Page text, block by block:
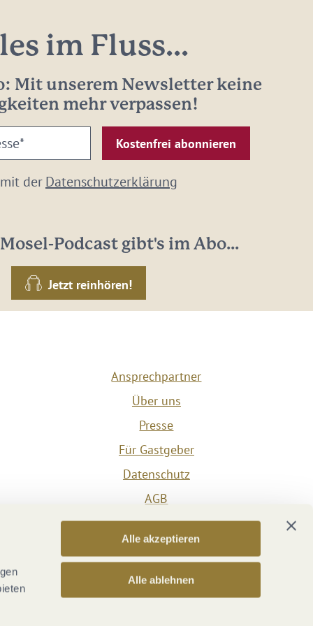
Alle akzeptieren
Alle ablehnen
im Fluss...
Mit unserem Newsletter keine
mehr verpassen!
derDatenschutzerklärung
Podcast gibt's im Abo...
Jetzt reinhören!
Ansprechpartner
Über uns
Presse
Für Gastgeber
Datenschutz
AGB
Impressum
Barrierefreiheit
Vertrag widerrufen
Versicherungsvertrag widerrufen